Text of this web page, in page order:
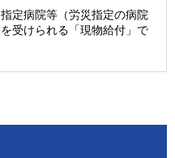
定病院等（労災指定の病院
受けられる「現物給付」で